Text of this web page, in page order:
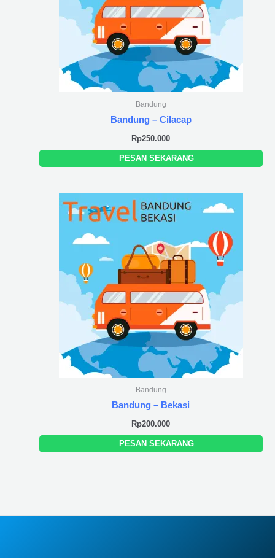
Bandung
Bandung – Cilacap
Rp250.000
PESAN SEKARANG
Bandung
Bandung – Bekasi
Rp200.000
PESAN SEKARANG